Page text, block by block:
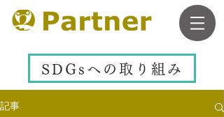
SDGsへの取り組み
記事